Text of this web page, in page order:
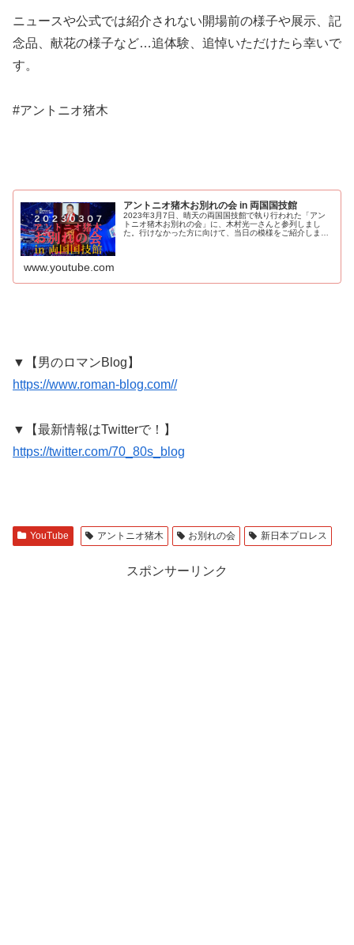
ニュースや公式では紹介されない開場前の様子や展示、記
念品、献花の様子など…追体験、追悼いただけたら幸いで
す。
#アントニオ猪木
アントニオ猪木お別れの会 in 両国国技館
2023年3月7日、晴天の両国国技館で執り行われた「アン
トニオ猪木お別れの会」に、木村光一さんと参列しまし
た。行けなかった方に向けて、当日の模様をご紹介しま
www.youtube.com
▼【男のロマンBlog】
https://www.roman-blog.com//
▼【最新情報はTwitterで！】
https://twitter.com/70_80s_blog
YouTube アントニオ猪木 お別れの会 新日本プロレス
スポンサーリンク